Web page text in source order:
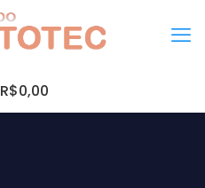
R$0,00